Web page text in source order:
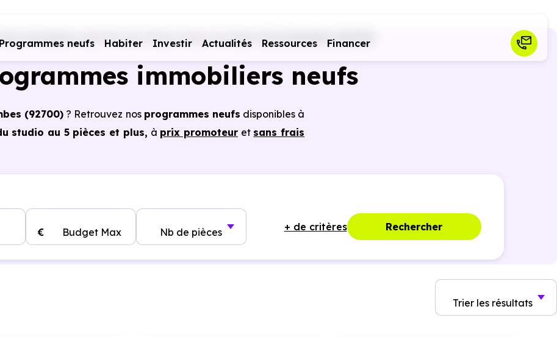
Programmes neufs Habiter Investir Actualités Ressources Financer
immobiliers neufs Ile-de-France Hauts-de-Seine (92) Colombes (92700)
immobiliers neufs
(92700) ? Retrouvez nos programmes neufs disponibles à
studio au 5 pièces et plus, à prix promoteuret sans frais
Budget Max
€ Nb de pièces + de critères Rechercher
Trier les résultats